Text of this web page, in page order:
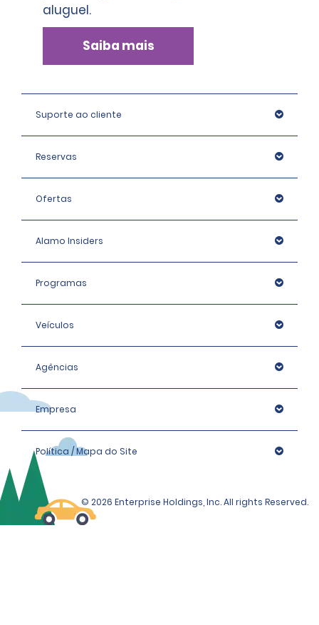
aluguel.
Saiba mais
Suporte ao cliente
Reservas
Ofertas
Alamo Insiders
Programas
Veículos
Agências
Empresa
Política / Mapa do Site
© 2026 Enterprise Holdings, Inc. All rights Reserved.